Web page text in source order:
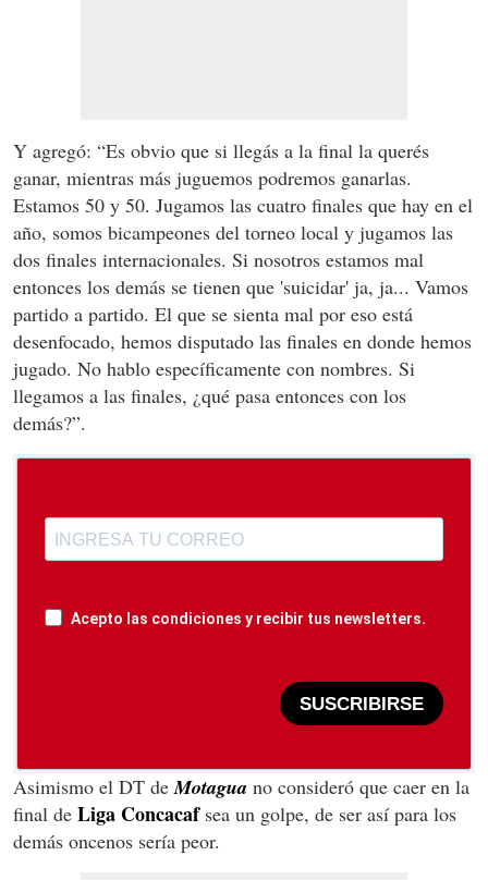
Y agregó: “Es obvio que si llegás a la final la querés
ganar, mientras más juguemos podremos ganarlas.
Estamos 50 y 50. Jugamos las cuatro finales que hay en el
año, somos bicampeones del torneo local y jugamos las
dos finales internacionales. Si nosotros estamos mal
entonces los demás se tienen que 'suicidar' ja, ja... Vamos
partido a partido. El que se sienta mal por eso está
desenfocado, hemos disputado las finales en donde hemos
jugado. No hablo específicamente con nombres. Si
llegamos a las finales, ¿qué pasa entonces con los
demás?”.
Acepto las condiciones y recibir tus newsletters.
SUSCRIBIRSE
Asimismo el DT deMotagua no consideró que caer en la
final de Liga Concacafsea un golpe, de ser así para los
demás oncenos sería peor.